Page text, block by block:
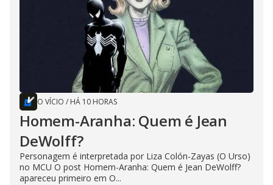
O VÍCIO / HÁ 10 HORAS
Homem-Aranha: Quem é Jean
DeWolff?
Personagem é interpretada por Liza Colón-Zayas (O Urso)
no MCU O post Homem-Aranha: Quem é Jean DeWolff?
apareceu primeiro em O...